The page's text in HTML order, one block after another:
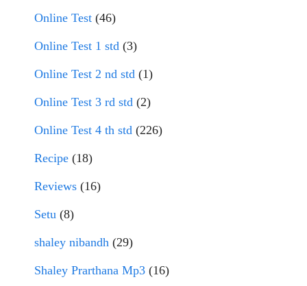
Online Test (46)
Online Test 1 std (3)
Online Test 2 nd std (1)
Online Test 3 rd std (2)
Online Test 4 th std (226)
Recipe (18)
Reviews (16)
Setu (8)
shaley nibandh (29)
Shaley Prarthana Mp3 (16)